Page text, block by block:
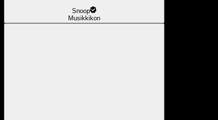
Snoop
Musikkikon